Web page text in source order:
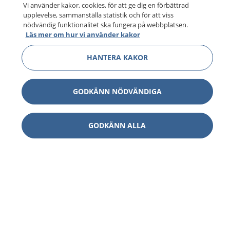
Vi använder kakor, cookies, för att ge dig en förbättrad
upplevelse, sammanställa statistik och för att viss
nödvändig funktionalitet ska fungera på webbplatsen.
Läs mer om hur vi använder kakor
HANTERA KAKOR
GODKÄNN NÖDVÄNDIGA
GODKÄNN ALLA